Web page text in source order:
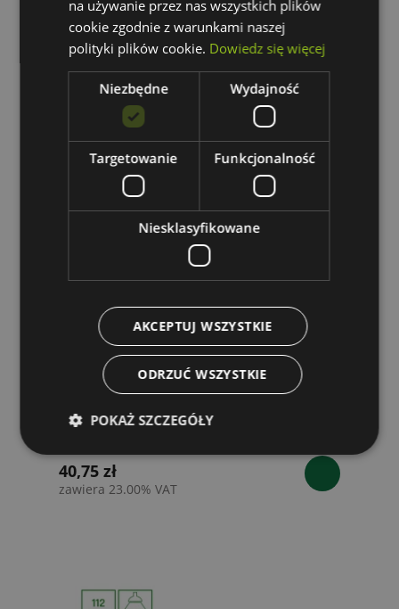
zawiera 23.00% VAT
RAMKĄ NIEBIESKĄ CW OCZKA LEDOWE
40,75 zł
zawiera 23.00% VAT
na używanie przez nas wszystkich plików
cookie zgodnie z warunkami naszej
polityki plików cookie. Dowiedz się więcej
Niezbędne Wydajność
Targetowanie Funkcjonalność
Niesklasyfikowane
AKCEPTUJ WSZYSTKIE
ODRZUĆ WSZYSTKIE
POKAŻ SZCZEGÓŁY